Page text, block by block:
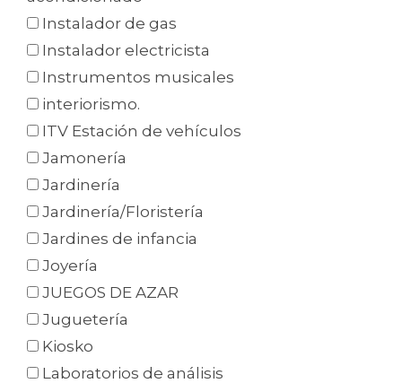
Instalador de gas
Instalador electricista
Instrumentos musicales
interiorismo.
ITV Estación de vehículos
Jamonería
Jardinería
Jardinería/Floristería
Jardines de infancia
Joyería
JUEGOS DE AZAR
Juguetería
Kiosko
Laboratorios de análisis